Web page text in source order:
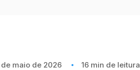
maio de 2026 16 min de leitura